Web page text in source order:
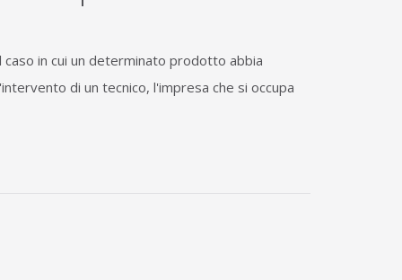
caso in cui un determinato prodotto abbia
di un tecnico, l'impresa che si occupa